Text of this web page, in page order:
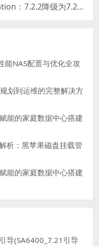
群辉NAS降级使用Video Station：7.2.2降级为7.2.1，也可降为其他版本
能NAS配置与优化全攻
划到运维的完整解决方
能的家庭数据中心搭建
析：黑苹果磁盘挂载管
能的家庭数据中心搭建
导(SA6400_7.21引导